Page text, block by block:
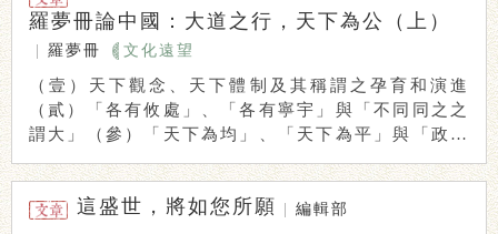
羅夢冊論中國：大道之行，天下為公（上）
羅夢冊 文化遠望
（壹）天下觀念、天下體制及其稱謂之孕育和演進
（貳）「各有攸處」、「各有寧宇」與「不同同之之
謂大」（參）「天下為均」、「天下為平」與「政在
生成、 ...
這盛世，將如您所願 編輯部